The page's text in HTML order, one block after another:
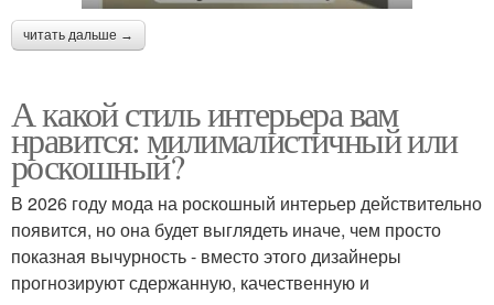
читать дальше →
А какой стиль интерьера вам
нравится: милималистичный или
роскошный?
В 2026 году мода на роскошный интерьер действительно
появится, но она будет выглядеть иначе, чем просто
показная вычурность - вместо этого дизайнеры
прогнозируют сдержанную, качественную и